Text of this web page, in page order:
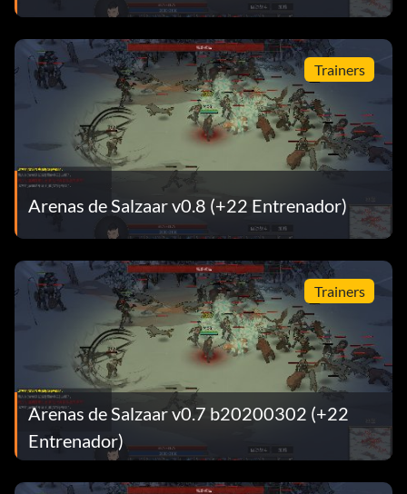
Trainers
Arenas de Salzaar v0.8 (+22 Entrenador)
Trainers
Arenas de Salzaar v0.7 b20200302 (+22
Entrenador)